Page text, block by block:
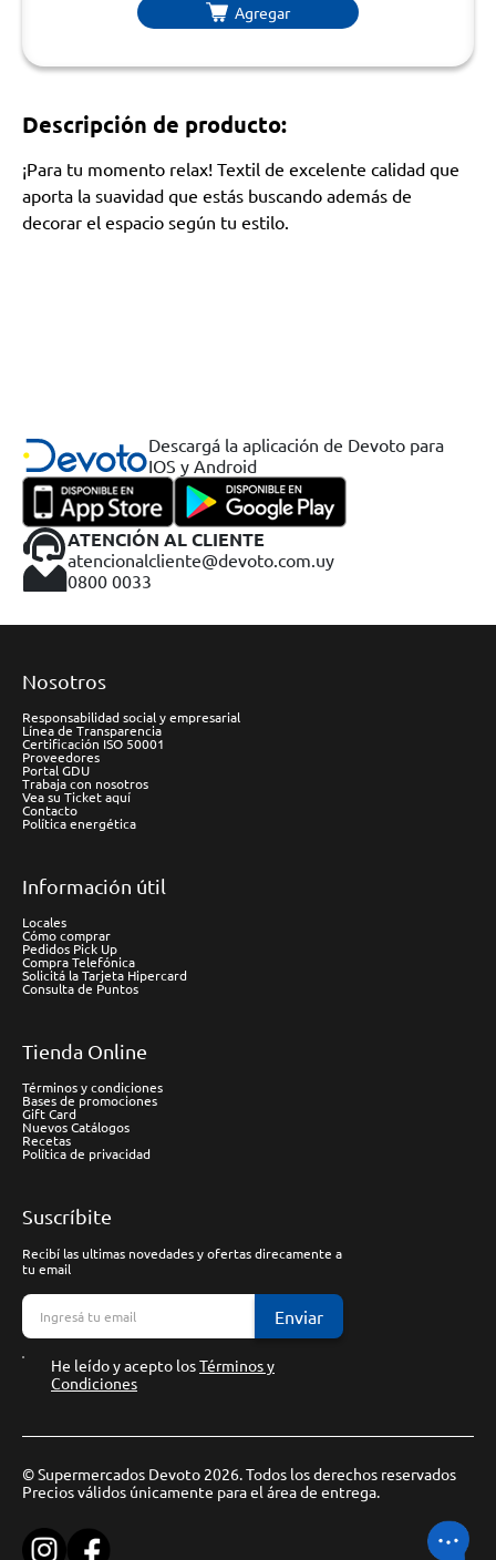
Agregar
Descripción de producto:
¡Para tu momento relax! Textil de excelente calidad que
aporta la suavidad que estás buscando además de
decorar el espacio según tu estilo.
Descargá la aplicación de Devoto para
IOS y Android
ATENCIÓN AL CLIENTE
atencionalcliente@devoto.com.uy
0800 0033
Nosotros
Responsabilidad social y empresarial
Línea de Transparencia
Certificación ISO 50001
Proveedores
Portal GDU
Trabaja con nosotros
Vea su Ticket aquí
Contacto
Política energética
Información útil
Locales
Cómo comprar
Pedidos Pick Up
Compra Telefónica
Solicitá la Tarjeta Hipercard
Consulta de Puntos
Tienda Online
Términos y condiciones
Bases de promociones
Gift Card
Nuevos Catálogos
Recetas
Política de privacidad
Suscríbite
Recibí las ultimas novedades y ofertas direcamente a
tu email
Enviar
He leído y acepto losTérminos y
Condiciones
© Supermercados Devoto 2026. Todos los derechos reservados
Precios válidos únicamente para el área de entrega.